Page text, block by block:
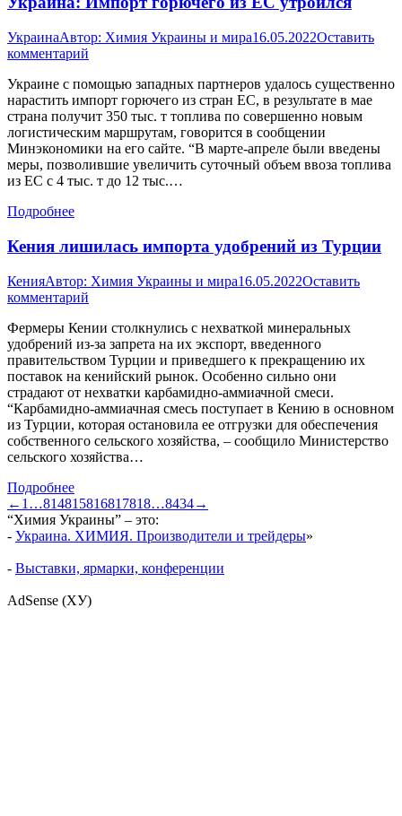
УкраинаАвтор: Химия Украины и мира16.05.2022Оставить
комментарий
Украине с помощью западных партнеров удалось существенно
нарастить импорт горючего из стран ЕС, в результате в мае
страна получит 350 тыс. т топлива по совершенно новым
логистическим маршрутам, говорится в сообщении
Минэкономики на его сайте. “В марте-апреле были введены
меры, позволившие увеличить суточный объем ввоза топлива
из ЕС с 4 тыс. т до 12 тыс.…
Подробнее
Кения лишилась импорта удобрений из Турции
КенияАвтор: Химия Украины и мира16.05.2022Оставить
комментарий
Фермеры Кении столкнулись с нехваткой минеральных
удобрений из-за запрета на их экспорт, введенного
правительством Турции и приведшего к прекращению их
поставок на кенийский рынок. Особенно сильно они
страдают от нехватки карбамидно-аммиачной смеси.
“Карбамидно-аммиачная смесь поступает в Кению в основном
из Турции, которая остановила ее отгрузки для обеспечения
собственного сельского хозяйства, – сообщило Министерство
сельского хозяйства…
Подробнее
← 1 …814815816817818…8434→
“Химия Украины” – это:
- Украина. ХИМИЯ. Производители и трейдеры»
- Выставки, ярмарки, конференции
AdSense (ХУ)